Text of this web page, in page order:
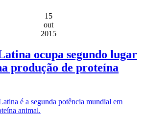
15
out
2015
ocupa segundo lugar
produção de proteína
é a segunda potência mundial em
animal.